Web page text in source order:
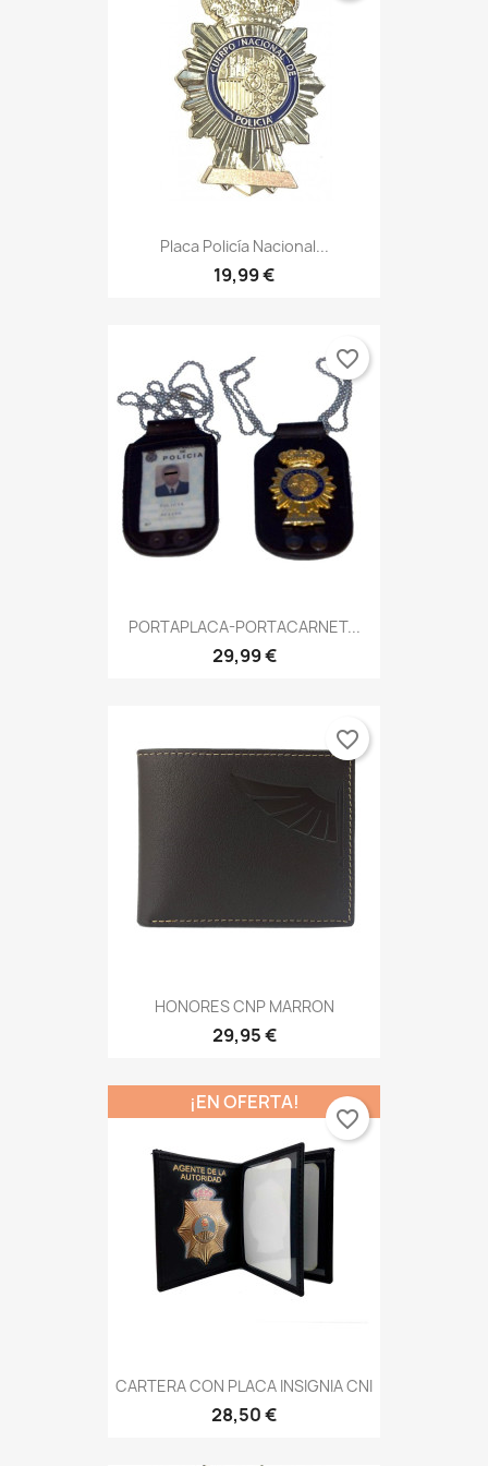
Placa Policía Nacional...
19,99 €
PORTAPLACA-PORTACARNET...
29,99 €
favorite_border
HONORES CNP MARRON
29,95 €
favorite_border
CARTERA CON PLACA INSIGNIA CNI
28,50 €
¡EN OFERTA!
favorite_border